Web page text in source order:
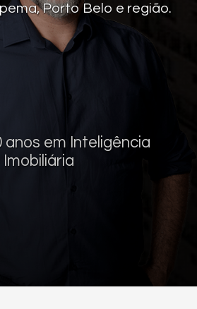
Porto Belo e região.
anos em Inteligência
Imobiliária